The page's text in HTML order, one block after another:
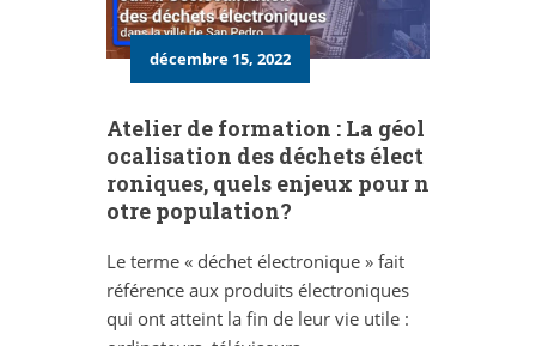
décembre 15, 2022
Atelier de formation : La géol
ocalisation des déchets élect
roniques, quels enjeux pour n
otre population?
Le terme « déchet électronique » fait
référence aux produits électroniques
qui ont atteint la fin de leur vie utile :